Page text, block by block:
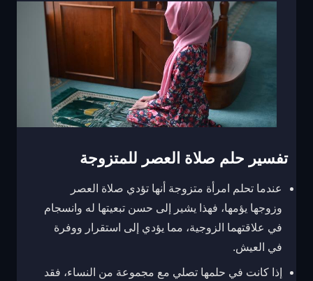
تفسير حلم صلاة العصر للمتزوجة
عندما تحلم امرأة متزوجة أنها تؤدي صلاة العصر
وزوجها يؤمها، فهذا يشير إلى حسن تبعيتها له وانسجام
في علاقتهما الزوجية، مما يؤدي إلى استقرار ووفرة
في العيش.
إذا كانت في حلمها تصلي مع مجموعة من النساء، فقد